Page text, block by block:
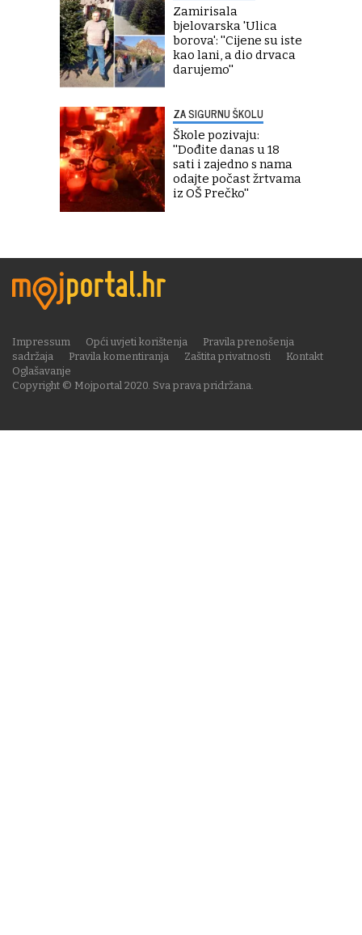
Zamirisala
bjelovarska 'Ulica
borova': ''Cijene su iste
kao lani, a dio drvaca
darujemo''
ZA SIGURNU ŠKOLU
Škole pozivaju:
''Dođite danas u 18
sati i zajedno s nama
odajte počast žrtvama
iz OŠ Prečko''
Copyright © Mojportal 2020. Sva prava pridržana.
Impressum Opći uvjeti korištenja
Pravila prenošenja
sadržaja
Pravila komentiranja Zaštita privatnosti
Kontakt
Oglašavanje